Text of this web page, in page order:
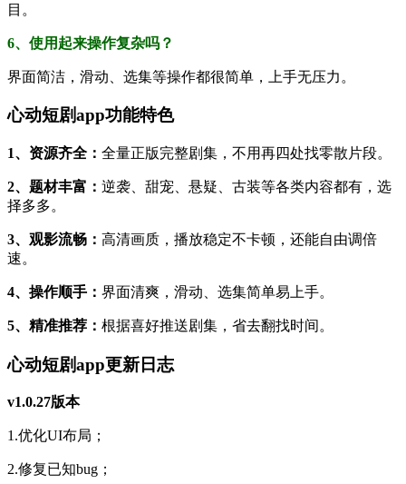
目。
6、使用起来操作复杂吗？
界面简洁，滑动、选集等操作都很简单，上手无压力。
心动短剧app功能特色
1、资源齐全： 全量正版完整剧集，不用再四处找零散片段。
2、题材丰富： 逆袭、甜宠、悬疑、古装等各类内容都有，选
择多多。
3、观影流畅： 高清画质，播放稳定不卡顿，还能自由调倍
速。
4、操作顺手： 界面清爽，滑动、选集简单易上手。
5、精准推荐： 根据喜好推送剧集，省去翻找时间。
心动短剧app更新日志
v1.0.27版本
1.优化UI布局；
2.修复已知bug；